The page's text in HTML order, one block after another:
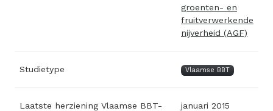
groenten- en
fruitverwerkende
nijverheid (AGF)
Studietype Vlaamse BBT
Laatste herziening Vlaamse BBT-
januari 2015